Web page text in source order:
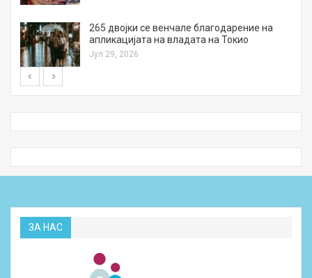
265 двојки се венчале благодарение на
апликацијата на владата на Токио
Јул 29, 2026
ЗА НАС